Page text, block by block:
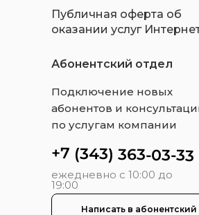
Публичная оферта об
оказании услуг
Написать в абонентский
Подключение новых
абонентов и
по услугам компании
+7 (343) 363-03-33
ежедневно с 10:00 до
19:00
Абонентский отдел